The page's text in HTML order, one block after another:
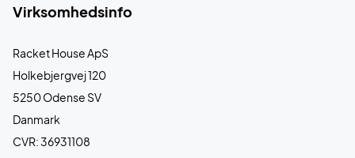
Virksomhedsinfo
Racket House ApS
Holkebjergvej 120
5250 Odense SV
Danmark
CVR: 36931108